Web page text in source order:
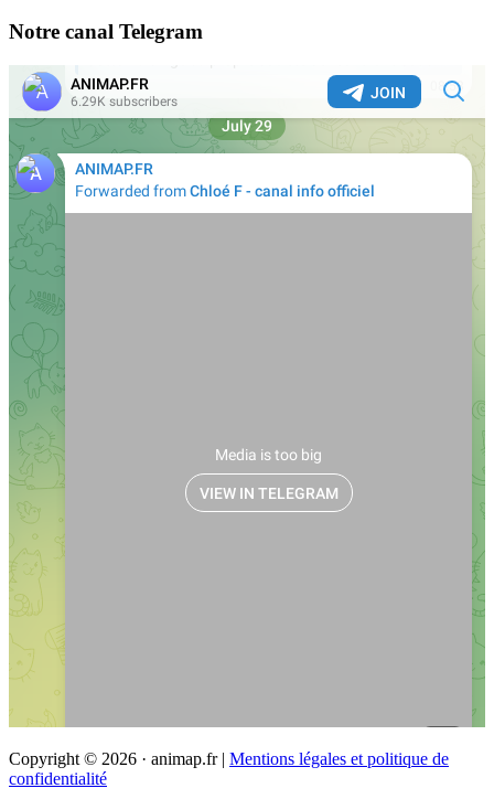
Notre canal Telegram
Copyright © 2026 · animap.fr | Mentions légales et politique de
confidentialité